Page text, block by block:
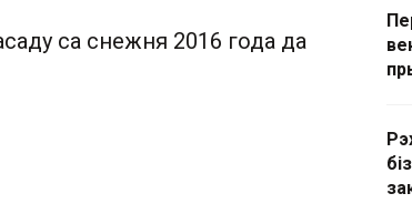
са снежня 2016 года да